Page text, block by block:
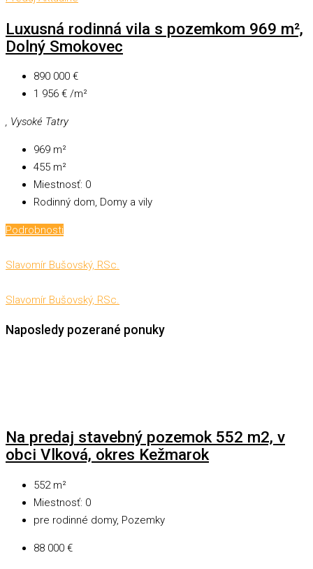
Luxusná rodinná vila s pozemkom 969 m²,
Dolný Smokovec
890 000 €
1 956 € /m²
, Vysoké Tatry
969 m²
455 m²
Miestnosť: 0
Rodinný dom, Domy a vily
Podrobnosti
Slavomír Bušovský, RSc.
Slavomír Bušovský, RSc.
Naposledy pozerané ponuky
Na predaj stavebný pozemok 552 m2, v
obci Vlková, okres Kežmarok
552m²
Miestnosť: 0
pre rodinné domy, Pozemky
88 000 €